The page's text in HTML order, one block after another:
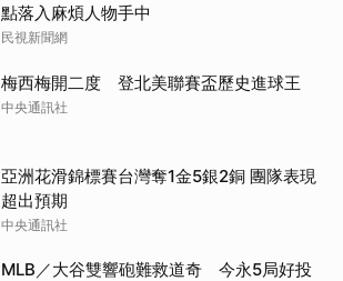
點落入麻煩人物手中
民視新聞網
梅西梅開二度 登北美聯賽盃歷史進球王
中央通訊社
亞洲花滑錦標賽台灣奪1金5銀2銅 團隊表現
超出預期
中央通訊社
MLB／大谷雙響砲難救道奇 今永5局好投